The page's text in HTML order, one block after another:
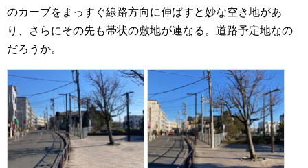
のカーブをまっすぐ線路方向に伸ばすと妙な空き地があ
り、さらにその先も帯状の敷地が連なる。道路予定地なの
だろうか。